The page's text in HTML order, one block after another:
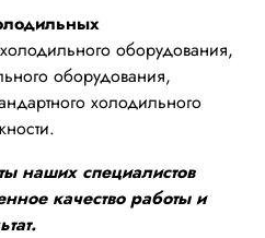
оборудования,
оборудования,
холодильного
наших специалистов
качество работы и